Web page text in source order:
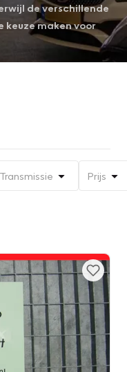
de verschillende
maken voor
Transmissie Prijs